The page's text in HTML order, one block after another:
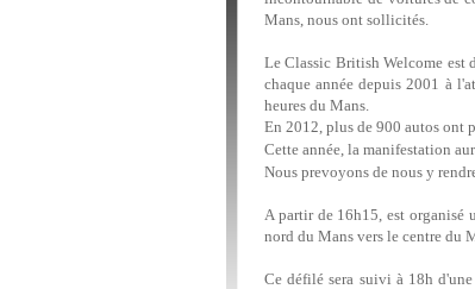
Mans, nous ont sollicités.
Le Classic British Welcome est
chaque année depuis 2001 à
heures du Mans.
En 2012, plus de 900 autos ont
Cette année, la manifestation
Nous prevoyons de nous y
A partir de 16h15, est
nord du Mans vers le centre du
Ce défilé sera suivi à 18h